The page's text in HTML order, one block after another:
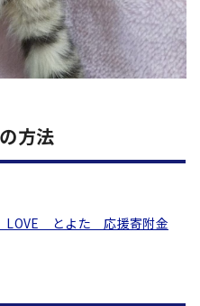
方法
LOVE とよた 応援寄附金